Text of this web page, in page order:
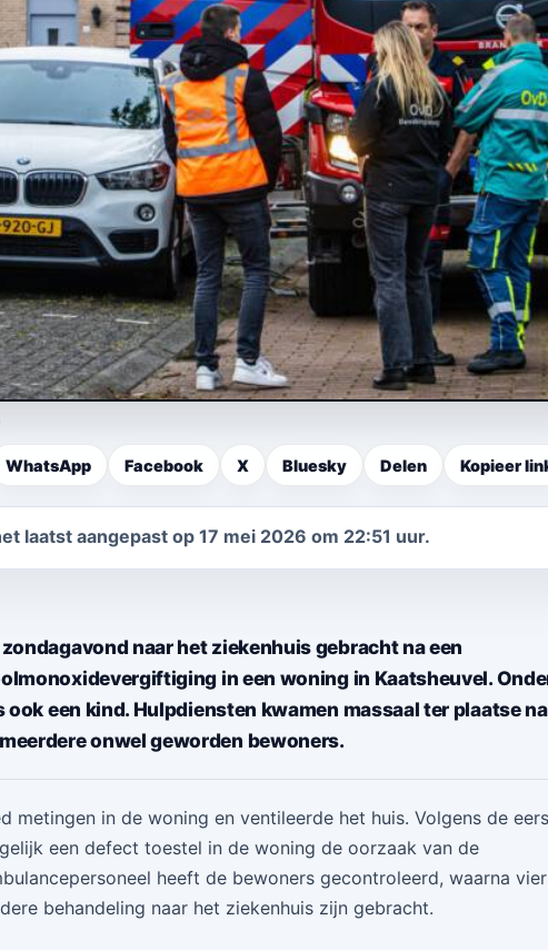
WhatsApp Facebook X Bluesky Delen Kopieer
laatst aangepast op 17 mei 2026 om 22:51 uur.
naar het ziekenhuis gebracht na een
in een woning in Kaatsheuvel.
een kind. Hulpdiensten kwamen massaal ter plaatse na
onwel geworden bewoners.
metingen in de woning en ventileerde het huis. Volgens de
een defect toestel in de woning de oorzaak van de
heeft de bewoners gecontroleerd, waarna vier
behandeling naar het ziekenhuis zijn gebracht.